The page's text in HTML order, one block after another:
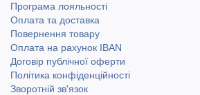
Програма лояльності
Оплата та доставка
Повернення товару
Оплата на рахунок IBAN
Договір публічної оферти
Політика конфіденційності
Зворотній зв'язок